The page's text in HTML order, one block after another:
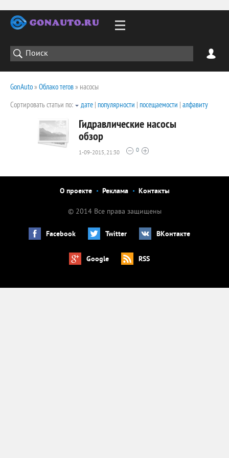
GonAuto» Облако тегов» насосы
Сортировать статьи по:
дате | популярности | посещаемости | алфавиту
Гидравлические насосы
обзор
1-09-2015, 21:30 0
О проекте Реклама Контакты
© 2014 Все права защищены
Facebook Twitter ВКонтакте
Google RSS